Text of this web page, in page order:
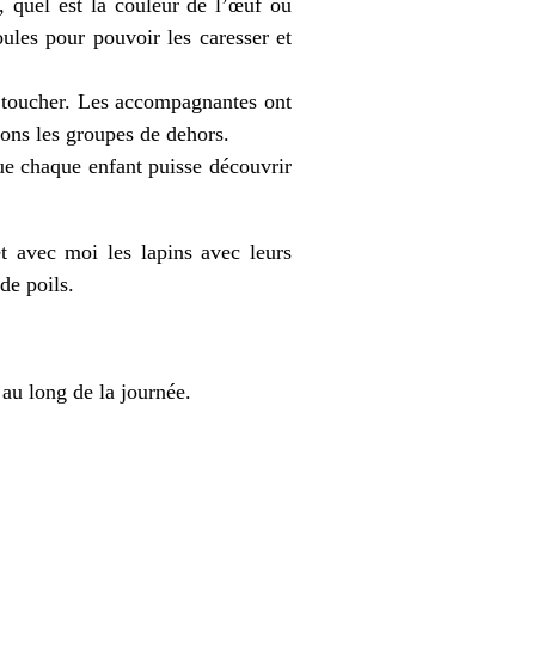
pour pouvoir les caresser et
Les accompagnantes ont
les groupes de dehors.
chaque enfant puisse découvrir
avec moi les lapins avec leurs
poils.
long de la journée.